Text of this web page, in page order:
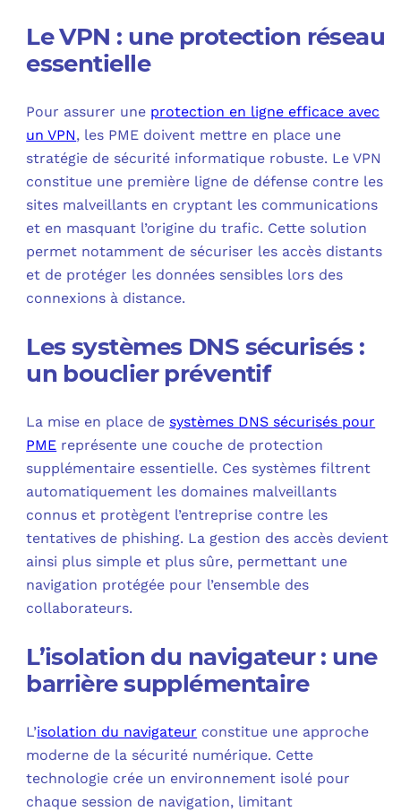
Le VPN : une protection réseau
essentielle
Pour assurer une protection en ligne efficace avec
un VPN, les PME doivent mettre en place une
stratégie de sécurité informatique robuste. Le VPN
constitue une première ligne de défense contre les
sites malveillants en cryptant les communications
et en masquant l’origine du trafic. Cette solution
permet notamment de sécuriser les accès distants
et de protéger les données sensibles lors des
connexions à distance.
Les systèmes DNS sécurisés :
un bouclier préventif
La mise en place de systèmes DNS sécurisés pour
PME représente une couche de protection
supplémentaire essentielle. Ces systèmes filtrent
automatiquement les domaines malveillants
connus et protègent l’entreprise contre les
tentatives de phishing. La gestion des accès devient
ainsi plus simple et plus sûre, permettant une
navigation protégée pour l’ensemble des
collaborateurs.
L’isolation du navigateur : une
barrière supplémentaire
L’isolation du navigateur constitue une approche
moderne de la sécurité numérique. Cette
technologie crée un environnement isolé pour
chaque session de navigation, limitant